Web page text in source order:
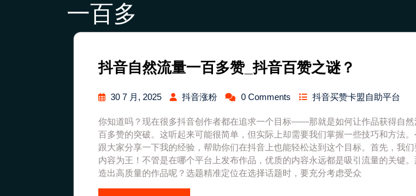
一百多
抖音自然流量一百多赞_抖音百赞之谜？
30 7 月, 2025 抖音涨粉 0 Comments 抖音买赞卡盟自助平台
你知道吗？现在很多抖音创作者都在追求一个目标——那就是如何让作品获得自然
百多赞的突破。这听起来可能很简单，但实际上却需要我们掌握一些技巧和方法
跟大家分享一下我的经验，帮助你们在抖音上也能轻松达到这个目标。首先，我们
内容为王！不管是在哪个平台上发布作品，优质的内容永远都是吸引流量的关键
造出高质量的作品呢？选题精准定位在选择话题时，要充分考虑受众